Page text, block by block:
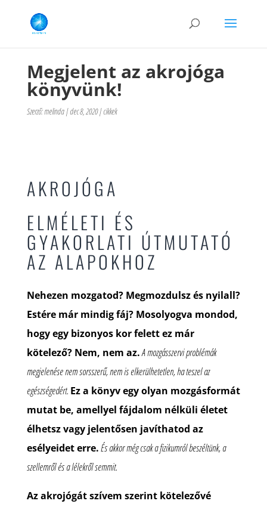
Megjelent az akrojóga
könyvünk!
Szerző:melinda|dec 8, 2020|cikkek
AKROJÓGA
ELMÉLETI ÉS
GYAKORLATI ÚTMUTATÓ
AZ ALAPOKHOZ
Nehezen mozgatod? Megmozdulsz és nyilall?
Estére már mindig fáj? Mosolyogva mondod,
hogy egy bizonyos kor felett ez már
kötelező? Nem, nem az.A mozgásszervi problémák
megjelenése nem sorsszerű, nem is elkerülhetetlen, ha teszel az
egészségedért. Ez a könyv egy olyan mozgásformát
mutat be, amellyel fájdalom nélküli életet
élhetsz vagy jelentősen javíthatod az
esélyeidet erre.És akkor még csak a fizikumról beszéltünk, a
szellemről és a lélekről semmit.
Az akrojógát szívem szerint kötelezővé